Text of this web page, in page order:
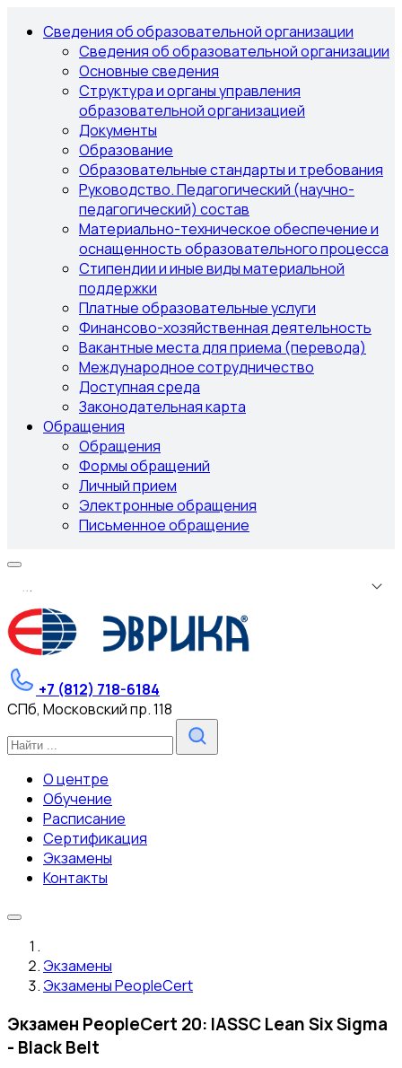
Сведения об образовательной организации
Сведения об образовательной организации
Основные сведения
Структура и органы управления
образовательной организацией
Документы
Образование
Образовательные стандарты и требования
Руководство. Педагогический (научно-
педагогический) состав
Материально-техническое обеспечение и
оснащенность образовательного процесса
Стипендии и иные виды материальной
поддержки
Платные образовательные услуги
Финансово-хозяйственная деятельность
Вакантные места для приема (перевода)
Международное сотрудничество
Доступная среда
Законодательная карта
Обращения
Обращения
Формы обращений
Личный прием
Электронные обращения
Письменное обращение
...
+7 (812) 718-6184
СПб, Московский пр. 118
О центре
Обучение
Расписание
Сертификация
Экзамены
Контакты
Экзамены
Экзамены PeopleCert
Экзамен PeopleCert 20: IASSC Lean Six Sigma
- Black Belt